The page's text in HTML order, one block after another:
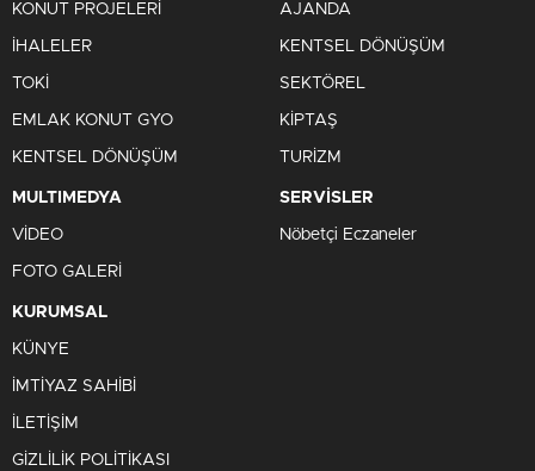
KONUT PROJELERİ
İHALELER
TOKİ
EMLAK KONUT GYO
KENTSEL DÖNÜŞÜM
AJANDA
KENTSEL DÖNÜŞÜM
SEKTÖREL
KİPTAŞ
TURİZM
MULTIMEDYA
VİDEO
FOTO GALERİ
SERVİSLER
Nöbetçi Eczaneler
KURUMSAL
KÜNYE
İMTİYAZ SAHİBİ
İLETİŞİM
GİZLİLİK POLİTİKASI